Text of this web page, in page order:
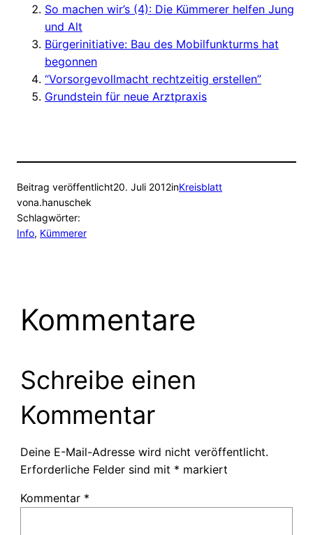
So machen wir’s (4): Die Kümmerer helfen Jung
und Alt
Bürgerinitiative: Bau des Mobilfunkturms hat
begonnen
“Vorsorgevollmacht rechtzeitig erstellen”
Grundstein für neue Arztpraxis
Beitrag veröffentlicht20. Juli 2012inKreisblatt
vona.hanuschek
Schlagwörter:
Info, Kümmerer
Kommentare
Schreibe einen
Kommentar
Deine E-Mail-Adresse wird nicht veröffentlicht.
Erforderliche Felder sind mit * markiert
Kommentar *